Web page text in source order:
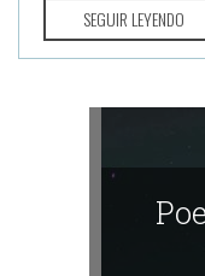
SEGUIR LEYENDO